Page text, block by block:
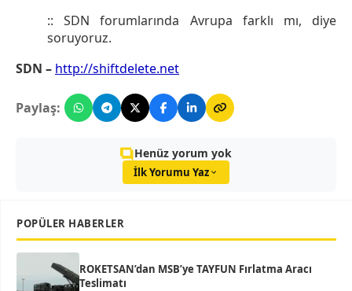
::SDN forumlarında Avrupa farklı mı, diye
soruyoruz.
SDN – http://shiftdelete.net
Paylaş:
Henüz yorum yok
İlk Yorumu Yaz
POPÜLER HABERLER
ROKETSAN’dan MSB’ye TAYFUN Fırlatma Aracı
Teslimatı